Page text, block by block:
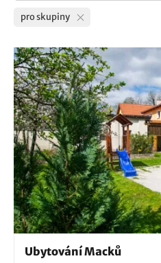
pro skupiny
Ubytování Macků